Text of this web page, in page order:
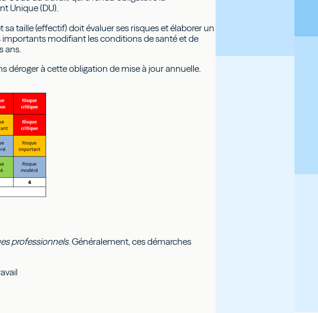
Unique (DU).
taille (effectif) doit évaluer ses risques et élaborer un
modifiant les conditions de santé et de
ans.
déroger à cette obligation de mise à jour annuelle.
professionnels. Généralement, ces démarches